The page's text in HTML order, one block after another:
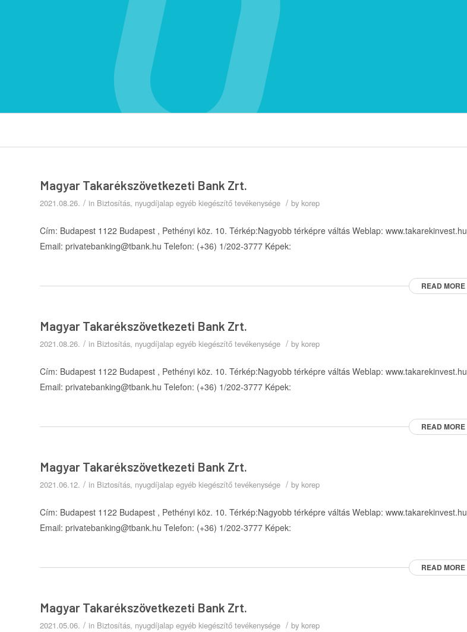
Magyar Takarékszövetkezeti Bank Zrt.
2021.08.26. / in Biztosítás, nyugdíjalap egyéb kiegészítő tevékenysége / by korep
Cím: Budapest 1122 Budapest , Pethényi köz. 10. Térkép:Nagyobb térképre váltás Weblap: www.takarekinvest.hu
Email: privatebanking@tbank.hu Telefon: (+36) 1/202-3777 Képek:
READ MORE
Magyar Takarékszövetkezeti Bank Zrt.
2021.08.26. / in Biztosítás, nyugdíjalap egyéb kiegészítő tevékenysége / by korep
Cím: Budapest 1122 Budapest , Pethényi köz. 10. Térkép:Nagyobb térképre váltás Weblap: www.takarekinvest.hu
Email: privatebanking@tbank.hu Telefon: (+36) 1/202-3777 Képek:
READ MORE
Magyar Takarékszövetkezeti Bank Zrt.
2021.06.12. / in Biztosítás, nyugdíjalap egyéb kiegészítő tevékenysége / by korep
Cím: Budapest 1122 Budapest , Pethényi köz. 10. Térkép:Nagyobb térképre váltás Weblap: www.takarekinvest.hu
Email: privatebanking@tbank.hu Telefon: (+36) 1/202-3777 Képek:
READ MORE
Magyar Takarékszövetkezeti Bank Zrt.
2021.05.06. / in Biztosítás, nyugdíjalap egyéb kiegészítő tevékenysége / by korep